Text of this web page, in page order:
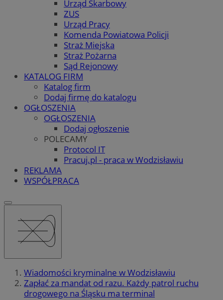
Urząd Skarbowy
ZUS
Urząd Pracy
Komenda Powiatowa Policji
Straż Miejska
Straż Pożarna
Sąd Rejonowy
KATALOG FIRM
Katalog firm
Dodaj firmę do katalogu
OGŁOSZENIA
OGŁOSZENIA
Dodaj ogłoszenie
POLECAMY
Protocol IT
Pracuj.pl - praca w Wodzisławiu
REKLAMA
WSPÓŁPRACA
Wiadomości kryminalne w Wodzisławiu
Zapłać za mandat od razu. Każdy patrol ruchu
drogowego na Śląsku ma terminal